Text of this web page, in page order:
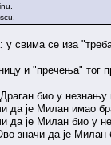
свима се иза
и "пречења" тог
био у незнању
да је Милан имао
да је Милан био у
значи да је Милан